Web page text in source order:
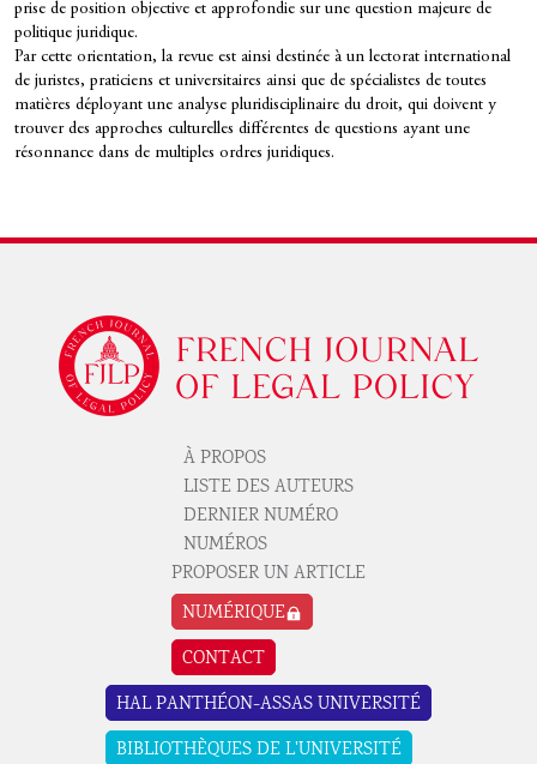
prise de position objective et approfondie sur une question majeure de
politique juridique.
Par cette orientation, la revue est ainsi destinée à un lectorat international
de juristes, praticiens et universitaires ainsi que de spécialistes de toutes
matières déployant une analyse pluridisciplinaire du droit, qui doivent y
trouver des approches culturelles différentes de questions ayant une
résonnance dans de multiples ordres juridiques.
Pied de page revue 1
À PROPOS
LISTE DES AUTEURS
DERNIER NUMÉRO
NUMÉROS
Pied de page revue 2
PROPOSER UN ARTICLE
NUMÉRIQUE
CONTACT
Pied de page revue 3
HAL PANTHÉON-ASSAS UNIVERSITÉ
BIBLIOTHÈQUES DE L'UNIVERSITÉ